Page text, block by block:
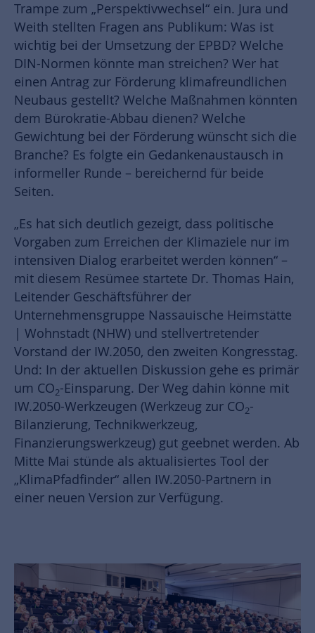
Trampe zum „Perspektivwechsel“ ein. Jura und
Weith stellten Fragen ans Publikum: Was ist
wichtig bei der Umsetzung der EPBD? Welche
DIN-Normen könnte man streichen? Wer hat
einen Antrag zur Förderung klimafreundlichen
Neubaus gestellt? Welche Maßnahmen könnten
dem Bürokratie-Abbau dienen? Welche
Gewichtung bei der Förderung wünscht sich die
Branche? Es folgte ein Gedankenaustausch in
informeller Runde – bereichernd für beide
Seiten.
„Es hat sich deutlich gezeigt, dass politische
Vorgaben zum Erreichen der Klimaziele nur im
intensiven Dialog erarbeitet werden können“ –
mit diesem Resümee startete Dr. Thomas Hain,
Leitender Geschäftsführer der
Unternehmensgruppe Nassauische Heimstätte
| Wohnstadt (NHW) und stellvertretender
Vorstand der IW.2050, den zweiten Kongresstag.
Und: In der aktuellen Diskussion gehe es primär
um CO2-Einsparung. Der Weg dahin könne mit
IW.2050-Werkzeugen (Werkzeug zur CO2-
Bilanzierung, Technikwerkzeug,
Finanzierungswerkzeug) gut geebnet werden. Ab
Mitte Mai stünde als aktualisiertes Tool der
„KlimaPfadfinder“ allen IW.2050-Partnern in
einer neuen Version zur Verfügung.